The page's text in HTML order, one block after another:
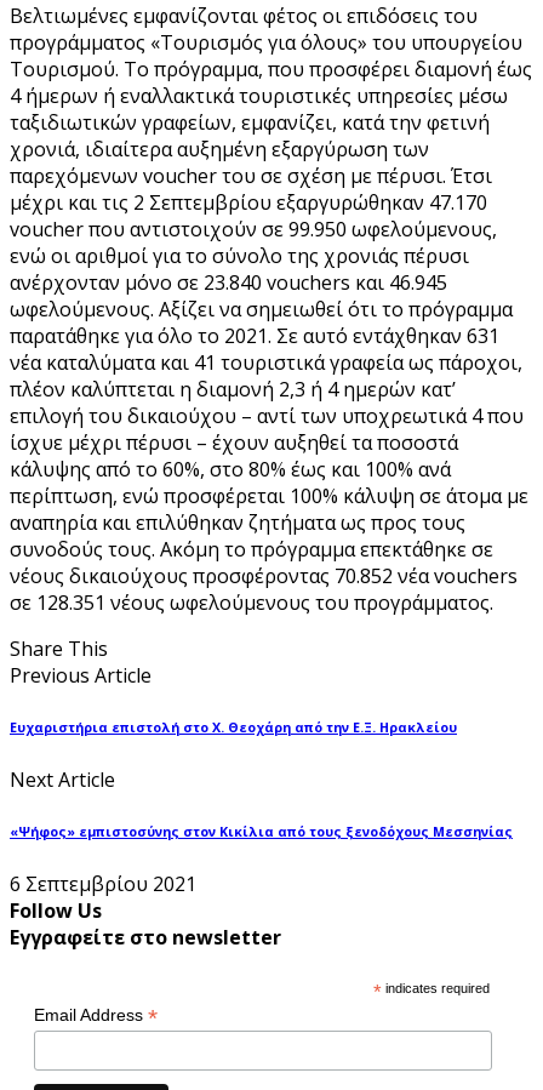
Βελτιωμένες εμφανίζονται φέτος οι επιδόσεις του
προγράμματος «Τουρισμός για όλους» του υπουργείου
Τουρισμού. Το πρόγραμμα, που προσφέρει διαμονή έως
4 ήμερων ή εναλλακτικά τουριστικές υπηρεσίες μέσω
ταξιδιωτικών γραφείων, εμφανίζει, κατά την φετινή
χρονιά, ιδιαίτερα αυξημένη εξαργύρωση των
παρεχόμενων voucher του σε σχέση με πέρυσι. Έτσι
μέχρι και τις 2 Σεπτεμβρίου εξαργυρώθηκαν 47.170
voucher που αντιστοιχούν σε 99.950 ωφελούμενους,
ενώ οι αριθμοί για το σύνολο της χρονιάς πέρυσι
ανέρχονταν μόνο σε 23.840 vouchers και 46.945
ωφελούμενους. Αξίζει να σημειωθεί ότι το πρόγραμμα
παρατάθηκε για όλο το 2021. Σε αυτό εντάχθηκαν 631
νέα καταλύματα και 41 τουριστικά γραφεία ως πάροχοι,
πλέον καλύπτεται η διαμονή 2,3 ή 4 ημερών κατ’
επιλογή του δικαιούχου – αντί των υποχρεωτικά 4 που
ίσχυε μέχρι πέρυσι – έχουν αυξηθεί τα ποσοστά
κάλυψης από το 60%, στο 80% έως και 100% ανά
περίπτωση, ενώ προσφέρεται 100% κάλυψη σε άτομα με
αναπηρία και επιλύθηκαν ζητήματα ως προς τους
συνοδούς τους. Ακόμη το πρόγραμμα επεκτάθηκε σε
νέους δικαιούχους προσφέροντας 70.852 νέα vouchers
σε 128.351 νέους ωφελούμενους του προγράμματος.
Share This
Previous Article
Ευχαριστήρια επιστολή στο Χ. Θεοχάρη από την Ε.Ξ. Ηρακλείου
Next Article
«Ψήφος» εμπιστοσύνης στον Κικίλια από τους ξενοδόχους Μεσσηνίας
6 Σεπτεμβρίου 2021
Follow Us
Εγγραφείτε στο newsletter
* indicates required
Email Address *